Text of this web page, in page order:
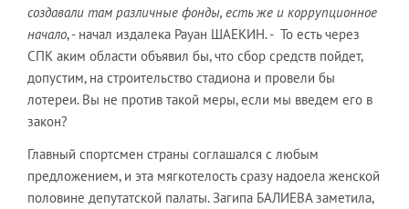
создавали там различные фонды, есть же и коррупционное
начало, - начал издалека Рауан ШАЕКИН. - То есть через
СПК аким области объявил бы, что сбор средств пойдет,
допустим, на строительство стадиона и провели бы
лотереи. Вы не против такой меры, если мы введем его в
закон?
Главный спортсмен страны соглашался с любым
предложением, и эта мягкотелость сразу надоела женской
половине депутатской палаты. Загипа БАЛИЕВА заметила,